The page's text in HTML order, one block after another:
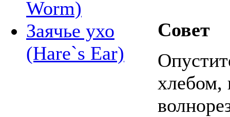
Worm)
Заячье ухо
(Hare`s Ear)
Совет
хлебом,